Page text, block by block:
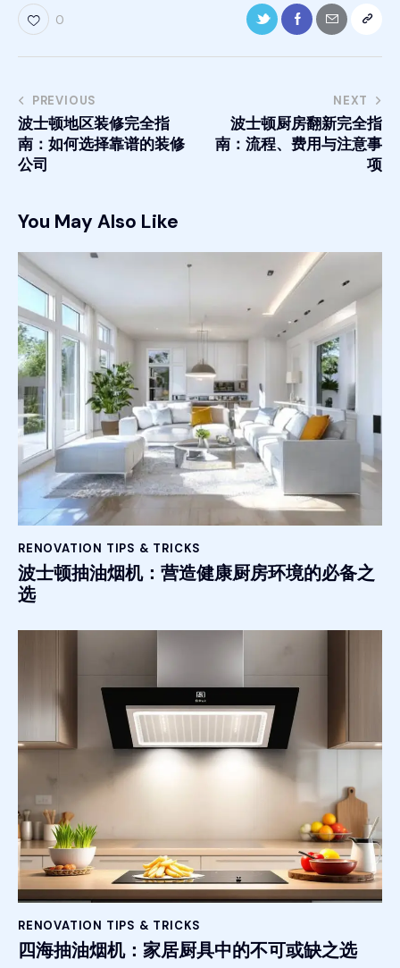
0
PREVIOUS
波士顿地区装修完全指
南：如何选择靠谱的装修
公司
NEXT
波士顿厨房翻新完全指
南：流程、费用与注意事
项
You May Also Like
RENOVATION TIPS & TRICKS
波士顿抽油烟机：营造健康厨房环境的必备之
选
RENOVATION TIPS & TRICKS
四海抽油烟机：家居厨具中的不可或缺之选